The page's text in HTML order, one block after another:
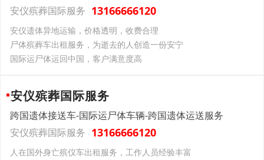
安仪殡葬国际服务 13166666120
安仪遗体异地运输，价格透明，收费合理
尸体殡葬车出租服务，为逝去的人创造一份安宁
国际运尸体运回中国，客户满意度高
安仪殡葬国际服务
跨国遗体接送车-国际运尸体车辆-跨国遗体运送服务
安仪殡葬国际服务 13166666120
人在国外身亡殡仪车出租服务，工作人员经验丰富